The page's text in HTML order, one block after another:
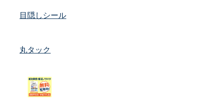
目隠しシール
丸タック